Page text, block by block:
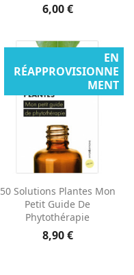
6,00 €
50 Solutions Plantes Mon
Petit Guide De
Phytothérapie
8,90 €
EN
RÉAPPROVISIONNE
MENT